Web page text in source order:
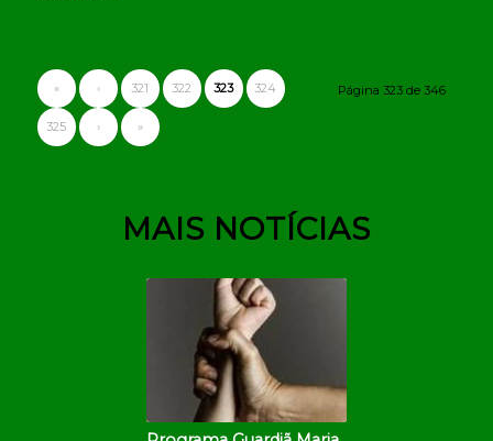
Página 323 de 346
« ‹ 321 322 323 324
325 › »
MAIS NOTÍCIAS